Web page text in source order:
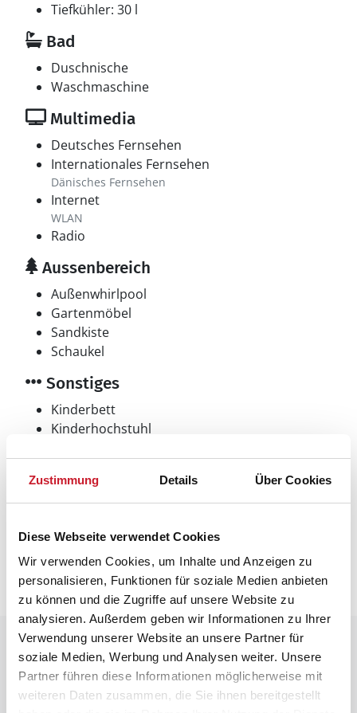
Zustimmung Details Über Cookies
Diese Webseite verwendet Cookies
Wir verwenden Cookies, um Inhalte und Anzeigen zu
personalisieren, Funktionen für soziale Medien anbieten
zu können und die Zugriffe auf unsere Website zu
analysieren. Außerdem geben wir Informationen zu Ihrer
Verwendung unserer Website an unsere Partner für
soziale Medien, Werbung und Analysen weiter. Unsere
Partner führen diese Informationen möglicherweise mit
weiteren Daten zusammen, die Sie ihnen bereitgestellt
Tiefkühler: 30 l
Bad
Duschnische
Waschmaschine
Multimedia
Deutsches Fernsehen
Internationales Fernsehen
Dänisches Fernsehen
Internet
WLAN
Radio
Aussenbereich
Außenwhirlpool
Gartenmöbel
Sandkiste
Schaukel
Sonstiges
Kinderbett
Kinderhochstuhl
Die aktuellen Verbrauchskosten finden Sie im
nächsten Schritt im Buchungsformular.
Raumaufteilung